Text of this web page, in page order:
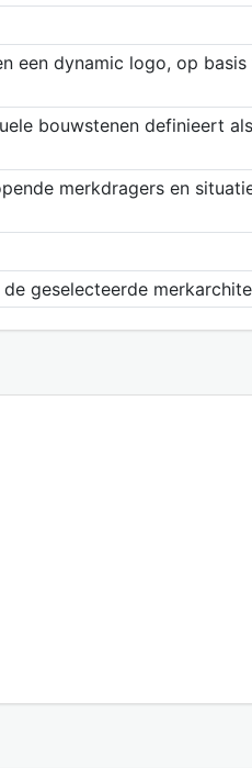
een dynamic logo, op
bouwstenen definieert
merkdragers en
geselecteerde